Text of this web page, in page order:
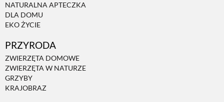
NATURALNA APTECZKA
DLA DOMU
EKO ŻYCIE
PRZYRODA
ZWIERZĘTA DOMOWE
ZWIERZĘTA W NATURZE
GRZYBY
KRAJOBRAZ